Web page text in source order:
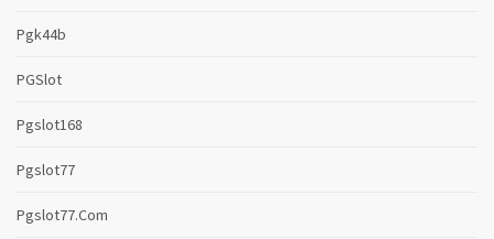
Pgk44b
PGSlot
Pgslot168
Pgslot77
Pgslot77.com